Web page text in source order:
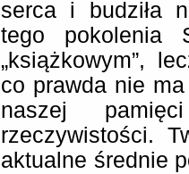
serca i budziła
tego pokolenia
„książkowym”,
co prawda nie
naszej
rzeczywistości.
aktualne średnie